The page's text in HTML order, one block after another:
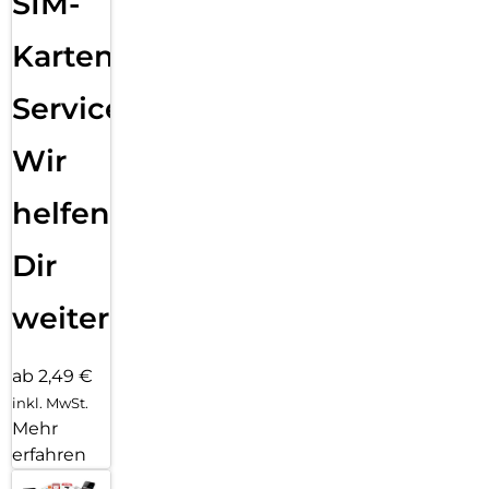
Karten
Service:
Wir
helfen
Dir
weiter
ab 2,49 €
inkl. MwSt.
Mehr
erfahren